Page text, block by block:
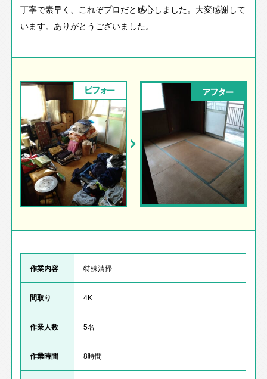
丁寧で素早く、これぞプロだと感心しました。大変感謝して
います。ありがとうございました。
ビフォー アフター
作業内容 特殊清掃
間取り 4K
作業人数 5名
作業時間 8時間